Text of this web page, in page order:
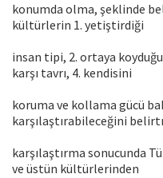
konumda olma, şeklinde
kültürlerin 1. yetiştirdiği
insan tipi, 2. ortaya
karşı tavrı, 4. kendisini
koruma ve kollama gücü
karşılaştırabileceğini
karşılaştırma sonucunda
ve üstün kültürlerinden